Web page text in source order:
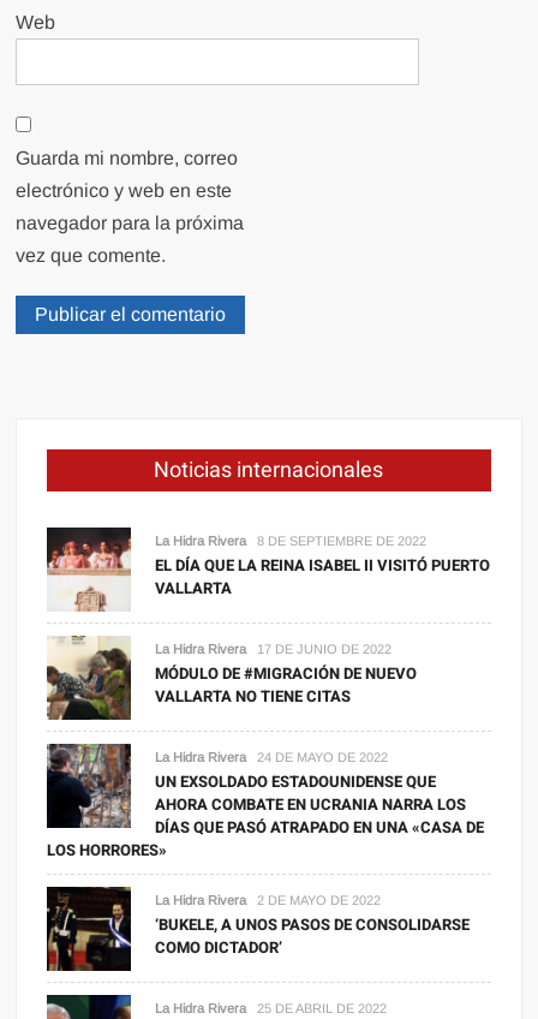
Web
Guarda mi nombre, correo
electrónico y web en este
navegador para la próxima
vez que comente.
Noticias internacionales
La Hidra Rivera 8 DE SEPTIEMBRE DE 2022
EL DÍA QUE LA REINA ISABEL II VISITÓ PUERTO
VALLARTA
La Hidra Rivera 17 DE JUNIO DE 2022
MÓDULO DE #MIGRACIÓN DE NUEVO
VALLARTA NO TIENE CITAS
La Hidra Rivera 24 DE MAYO DE 2022
UN EXSOLDADO ESTADOUNIDENSE QUE
AHORA COMBATE EN UCRANIA NARRA LOS
DÍAS QUE PASÓ ATRAPADO EN UNA «CASA DE
LOS HORRORES»
La Hidra Rivera 2 DE MAYO DE 2022
‘BUKELE, A UNOS PASOS DE CONSOLIDARSE
COMO DICTADOR’
La Hidra Rivera 25 DE ABRIL DE 2022